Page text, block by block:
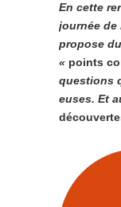
En cette
journée de
propose
« points
questions
euses. Et